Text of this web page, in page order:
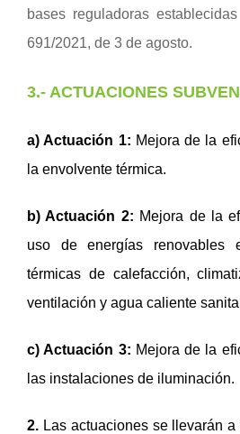
bases reguladoras
691/2021, de 3 de agosto.
3.- ACTUACIONES
a) Actuación 1: Mejora de la
la envolvente térmica.
b) Actuación 2: Mejora de la
uso de energías renovables
térmicas de calefacción,
ventilación y agua caliente
c) Actuación 3: Mejora de la
las instalaciones de iluminación.
2. Las actuaciones se llevarán